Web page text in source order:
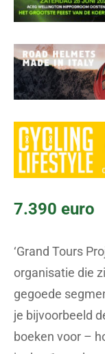
7.390 euro
‘Grand Tours
organisatie die
gegoede
je bijvoorbeeld
boeken voor –